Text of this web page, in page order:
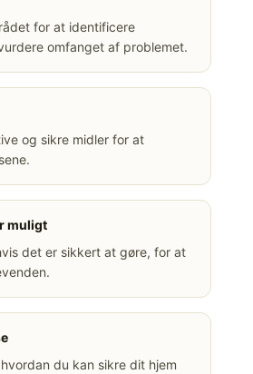
for at identificere
omfanget af problemet.
og sikre midler for at
muligt
det er sikkert at gøre, for at
du kan sikre dit hjem